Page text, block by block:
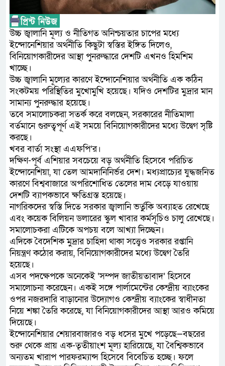
ফিলিপাইনের দক্ষিণ উপকূলে ৬.৩
উচ্চ জ্বালানি মূল্য ও নীতিগত অনিশ্চয়তার চাপের মধ্যে
ইন্দোনেশিয়ার অর্থনীতি কিছুটা স্বস্তির ইঙ্গিত দিলেও,
বিনিয়োগকারীদের আস্থা পুনরুদ্ধারে দেশটি এখনও হিমশিম
খাচ্ছে।
উচ্চ জ্বালানি মূল্যের কারণে ইন্দোনেশিয়ার অর্থনীতি এক কঠিন
সংকটময় পরিস্থিতির মুখোমুখি হয়েছে। যদিও দেশটির মুদ্রার মান
সামান্য পুনরুদ্ধার হয়েছে।
তবে সমালোচকরা সতর্ক করে বলছেন, সরকারের নীতিমালা
বর্তমানে গুরুত্বপূর্ণ এই সময়ে বিনিয়োগকারীদের মধ্যে উদ্বেগ সৃষ্টি
করছে।
খবর বার্তা সংস্থা এএফপি’র।
দক্ষিণ-পূর্ব এশিয়ার সবচেয়ে বড় অর্থনীতি হিসেবে পরিচিত
ইন্দোনেশিয়া, যা তেল আমদানিনির্ভর দেশ। মধ্যপ্রাচ্যের যুদ্ধজনিত
কারণে বিশ্ববাজারে অপরিশোধিত তেলের দাম বেড়ে যাওয়ায়
দেশটি ব্যাপকভাবে ক্ষতিগ্রস্ত হয়েছে।
নাগরিকদের স্বস্তি দিতে সরকার জ্বালানি ভর্তুকি অব্যাহত রেখেছে
এবং কয়েক বিলিয়ন ডলারের স্কুল খাবার কর্মসূচিও চালু রেখেছে।
সমালোচকরা এটিকে অপচয় বলে আখ্যা দিচ্ছেন।
এদিকে বৈদেশিক মুদ্রার চাহিদা থাকা সত্ত্বেও সরকার রপ্তানি
নিয়ন্ত্রণ কঠোর করায়, বিনিয়োগকারীদের মধ্যে উদ্বেগ তৈরি
হয়েছে।
এসব পদক্ষেপকে অনেকেই ‘সম্পদ জাতীয়তাবাদ’ হিসেবে
সমালোচনা করেছেন। একই সঙ্গে পার্লামেন্টের কেন্দ্রীয় ব্যাংকের
ওপর নজরদারি বাড়ানোর উদ্যোগও কেন্দ্রীয় ব্যাংকের স্বাধীনতা
নিয়ে শঙ্কা তৈরি করেছে, যা বিনিয়োগকারীদের আস্থা আরও কমিয়ে
দিয়েছে।
ইন্দোনেশিয়ার শেয়ারবাজারও বড় ধসের মুখে পড়েছে—বছরের
শুরু থেকে প্রায় এক-তৃতীয়াংশ মূল্য হারিয়েছে, যা বৈশ্বিকভাবে
অন্যতম খারাপ পারফরম্যান্স হিসেবে বিবেচিত হচ্ছে। ফলে